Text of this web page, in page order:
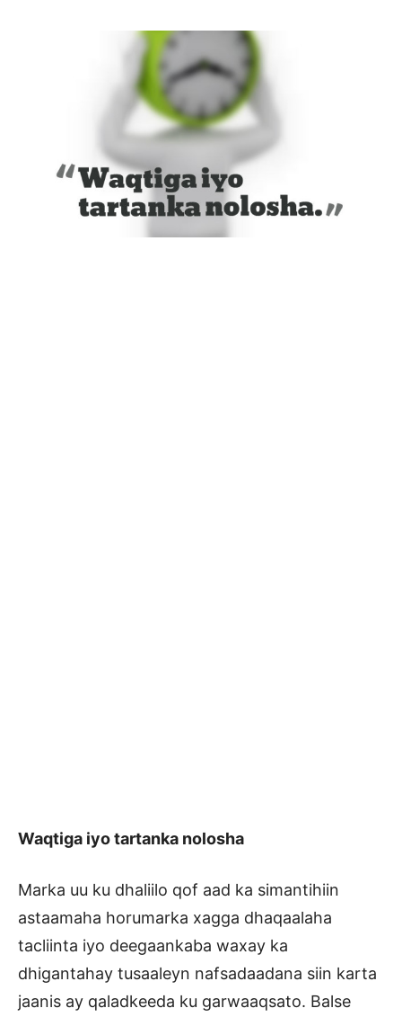
Waqtiga iyo tartanka nolosha
Marka uu ku dhaliilo qof aad ka simantihiin
astaamaha horumarka xagga dhaqaalaha
tacliinta iyo deegaankaba waxay ka
dhigantahay tusaaleyn nafsadaadana siin karta
jaanis ay qaladkeeda ku garwaaqsato. Balse